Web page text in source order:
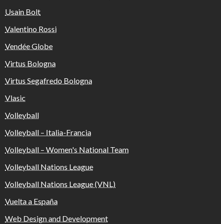
Usain Bolt
Valentino Rossi
Vendée Globe
Virtus Bologna
Virtus Segafredo Bologna
Vlasic
Volleyball
Volleyball – Italia-Francia
Volleyball – Women's National Team
Volleyball Nations League
Volleyball Nations League (VNL)
Vuelta a España
Web Design and Development